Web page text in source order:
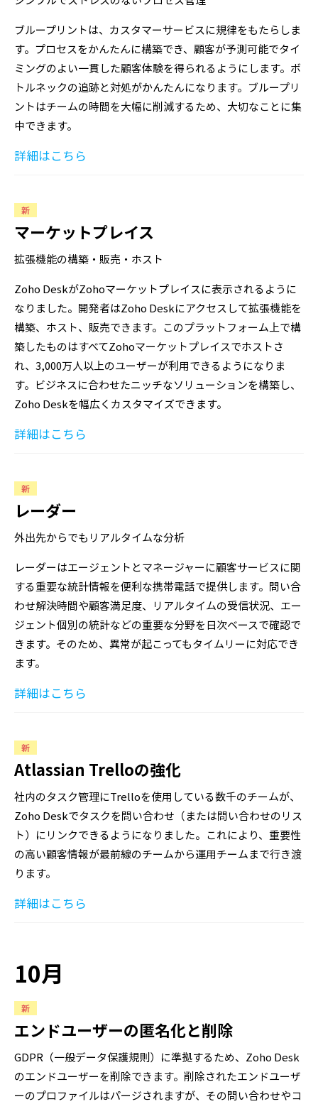
ブループリントは、カスタマーサービスに規律をもたらしま
す。プロセスをかんたんに構築でき、顧客が予測可能でタイ
ミングのよい一貫した顧客体験を得られるようにします。ボ
トルネックの追跡と対処がかんたんになります。ブループリ
ントはチームの時間を大幅に削減するため、大切なことに集
中できます。
詳細はこちら
マーケットプレイス
新
拡張機能の構築・販売・ホスト
Zoho DeskがZohoマーケットプレイスに表示されるように
なりました。開発者はZoho Deskにアクセスして拡張機能を
構築、ホスト、販売できます。このプラットフォーム上で構
築したものはすべてZohoマーケットプレイスでホストさ
れ、3,000万人以上のユーザーが利用できるようになりま
す。ビジネスに合わせたニッチなソリューションを構築し、
Zoho Deskを幅広くカスタマイズできます。
詳細はこちら
レーダー
新
外出先からでもリアルタイムな分析
レーダーはエージェントとマネージャーに顧客サービスに関
する重要な統計情報を便利な携帯電話で提供します。問い合
わせ解決時間や顧客満足度、リアルタイムの受信状況、エー
ジェント個別の統計などの重要な分野を日次ベースで確認で
きます。そのため、異常が起こってもタイムリーに対応でき
ます。
詳細はこちら
Atlassian Trelloの強化
新
社内のタスク管理にTrelloを使用している数千のチームが、
Zoho Deskでタスクを問い合わせ（または問い合わせのリス
ト）にリンクできるようになりました。これにより、重要性
の高い顧客情報が最前線のチームから運用チームまで行き渡
ります。
詳細はこちら
10月
エンドユーザーの匿名化と削除
新
GDPR（一般データ保護規則）に準拠するため、Zoho Desk
のエンドユーザーを削除できます。削除されたエンドユーザ
ーのプロファイルはパージされますが、その問い合わせやコ